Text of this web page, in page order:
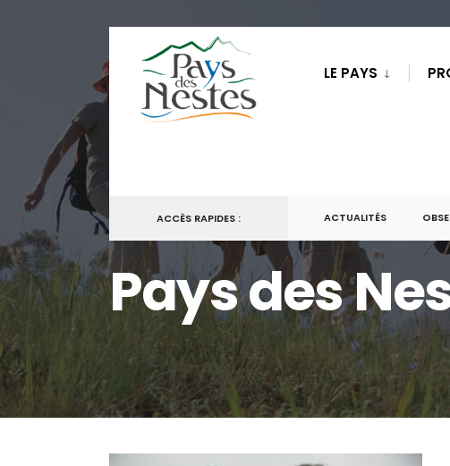
LE PAYS
ACCÈS RAPIDES : ACTUALITÉS
Pays des